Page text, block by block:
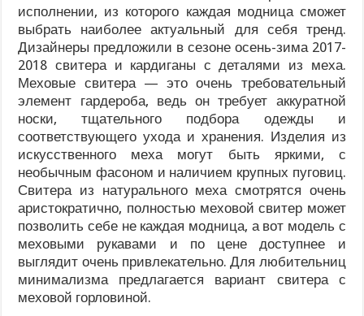
исполнении, из которого каждая модница сможет
выбрать наиболее актуальный для себя тренд.
Дизайнеры предложили в сезоне осень-зима 2017-
2018 свитера и кардиганы с деталями из меха.
Меховые свитера — это очень требовательный
элемент гардероба, ведь он требует аккуратной
носки, тщательного подбора одежды и
соответствующего ухода и хранения. Изделия из
искусственного меха могут быть яркими, с
необычным фасоном и наличием крупных пуговиц.
Свитера из натурального меха смотрятся очень
аристократично, полностью меховой свитер может
позволить себе не каждая модница, а вот модель с
меховыми рукавами и по цене доступнее и
выглядит очень привлекательно. Для любительниц
минимализма предлагается вариант свитера с
меховой горловиной.